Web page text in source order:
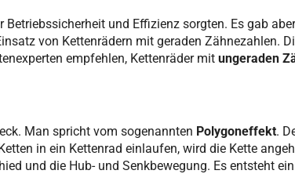
und Effizienz sorgten. Es gab
von Kettenrädern mit geraden Zähnezahlen.
empfehlen, Kettenräder mit ungeraden
Man spricht vom sogenannten Polygoneffekt.
in ein Kettenrad einlaufen, wird die Kette
und die Hub- und Senkbewegung. Es entsteht